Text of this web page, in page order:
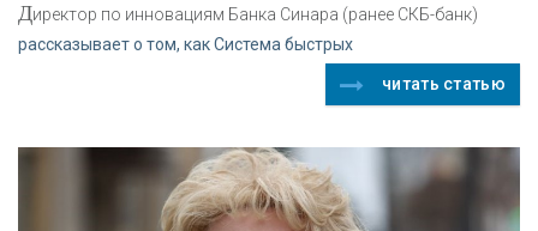
Директор по инновациям Банка Синара (ранее СКБ-банк)
рассказывает о том, как Система быстрых
читать статью